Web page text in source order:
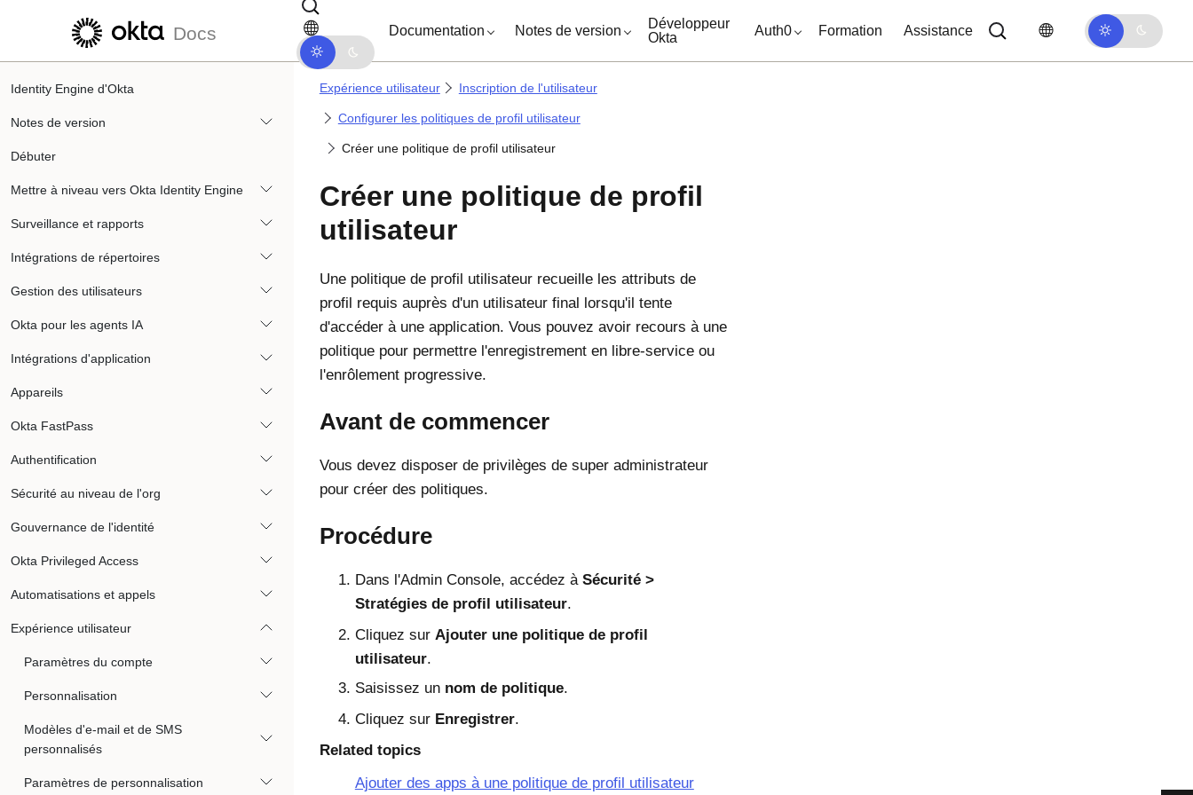
Passer au contenu principal Passer à la navigation dans les documents
Docs Documentation Notes de version
Développeur
Okta
Auth0 Formation Assistance
Identity Engine d'Okta
Notes de version
Débuter
Mettre à niveau vers Okta Identity Engine
Surveillance et rapports
Intégrations de répertoires
Gestion des utilisateurs
Okta pour les agents IA
Intégrations d'application
Appareils
Okta FastPass
Authentification
Sécurité au niveau de l'org
Gouvernance de l'identité
Okta Privileged Access
Automatisations et appels
Expérience utilisateur
Paramètres du compte
Personnalisation
Modèles d'e-mail et de SMS
personnalisés
Paramètres de personnalisation
Expérience utilisateur Inscription de l'utilisateur
Configurer les politiques de profil utilisateur
Créer une politique de profil utilisateur
Créer une politique de profil
utilisateur
Une politique de profil utilisateur recueille les attributs de
profil requis auprès d'un utilisateur final lorsqu'il tente
d'accéder à une application. Vous pouvez avoir recours à une
politique pour permettre l'enregistrement en libre-service ou
l'enrôlement progressive.
Avant de commencer
Vous devez disposer de privilèges de super administrateur
pour créer des politiques.
Procédure
Dans l'Admin Console, accédez à Sécurité
Stratégies de profil utilisateur.
Cliquez sur Ajouter une politique de profil
utilisateur.
Saisissez un nom de politique.
Cliquez sur Enregistrer.
Related topics
Ajouter des apps à une politique de profil utilisateur